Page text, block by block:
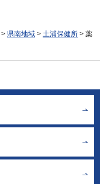
> 県南地域 > 土浦保健所 > 薬